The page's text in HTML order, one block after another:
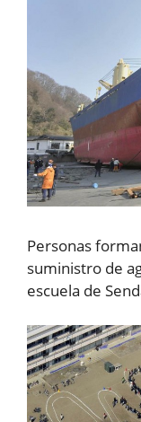
Personas
suministro de
escuela de